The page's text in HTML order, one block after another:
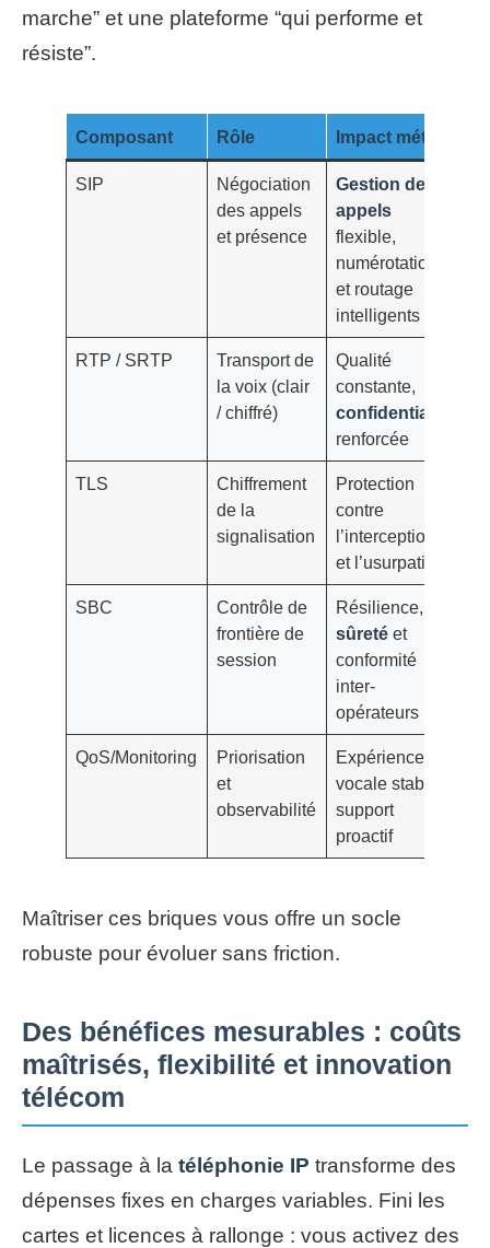
marche” et une plateforme “qui performe et
résiste”.
Composant Rôle Impact métier
SIP
Négociation
des appels
et présence
Gestion des
appels
flexible,
numérotation
et routage
intelligents
RTP / SRTP
Transport de
la voix (clair
/ chiffré)
Qualité
constante,
confidentialité
renforcée
TLS
Chiffrement
de la
signalisation
Protection
contre
l’interception
et l’usurpation
SBC
Contrôle de
frontière de
session
Résilience,
sûreté et
conformité
inter-
opérateurs
QoS/Monitoring
Priorisation
et
observabilité
Expérience
vocale stable,
support
proactif
Maîtriser ces briques vous offre un socle
robuste pour évoluer sans friction.
Des bénéfices mesurables : coûts
maîtrisés, flexibilité et innovation
télécom
Le passage à la téléphonie IP transforme des
dépenses fixes en charges variables. Fini les
cartes et licences à rallonge : vous activez des